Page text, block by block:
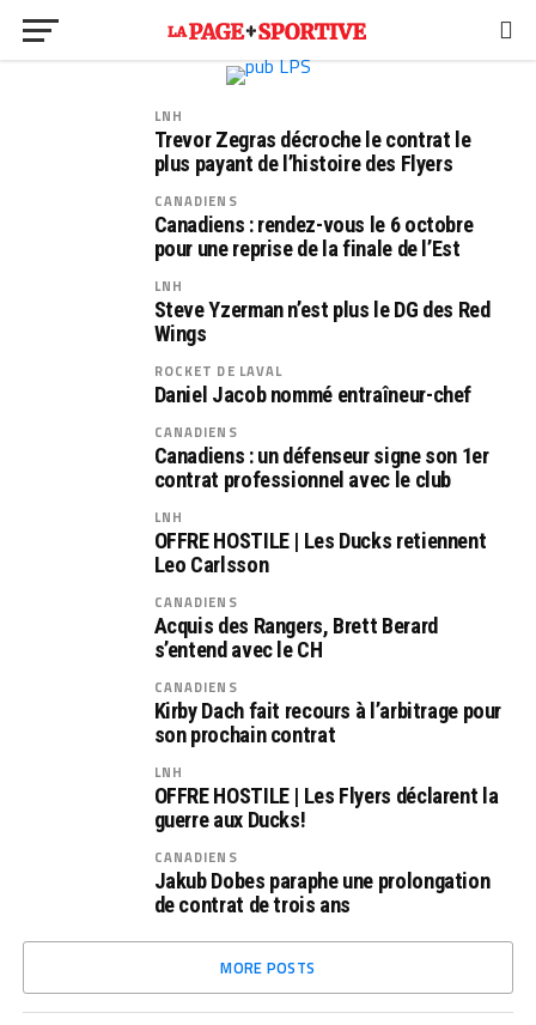
LNH
Trevor Zegras décroche le contrat le
plus payant de l’histoire des Flyers
CANADIENS
Canadiens : rendez-vous le 6 octobre
pour une reprise de la finale de l’Est
LNH
Steve Yzerman n’est plus le DG des Red
Wings
ROCKET DE LAVAL
Daniel Jacob nommé entraîneur-chef
CANADIENS
Canadiens : un défenseur signe son 1er
contrat professionnel avec le club
LNH
OFFRE HOSTILE | Les Ducks retiennent
Leo Carlsson
CANADIENS
Acquis des Rangers, Brett Berard
s’entend avec le CH
CANADIENS
Kirby Dach fait recours à l’arbitrage pour
son prochain contrat
LNH
OFFRE HOSTILE | Les Flyers déclarent la
guerre aux Ducks!
CANADIENS
Jakub Dobes paraphe une prolongation
de contrat de trois ans
MORE POSTS